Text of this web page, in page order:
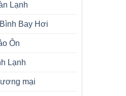
Lạnh
Bay Hơi
Ôn
Lạnh
mại